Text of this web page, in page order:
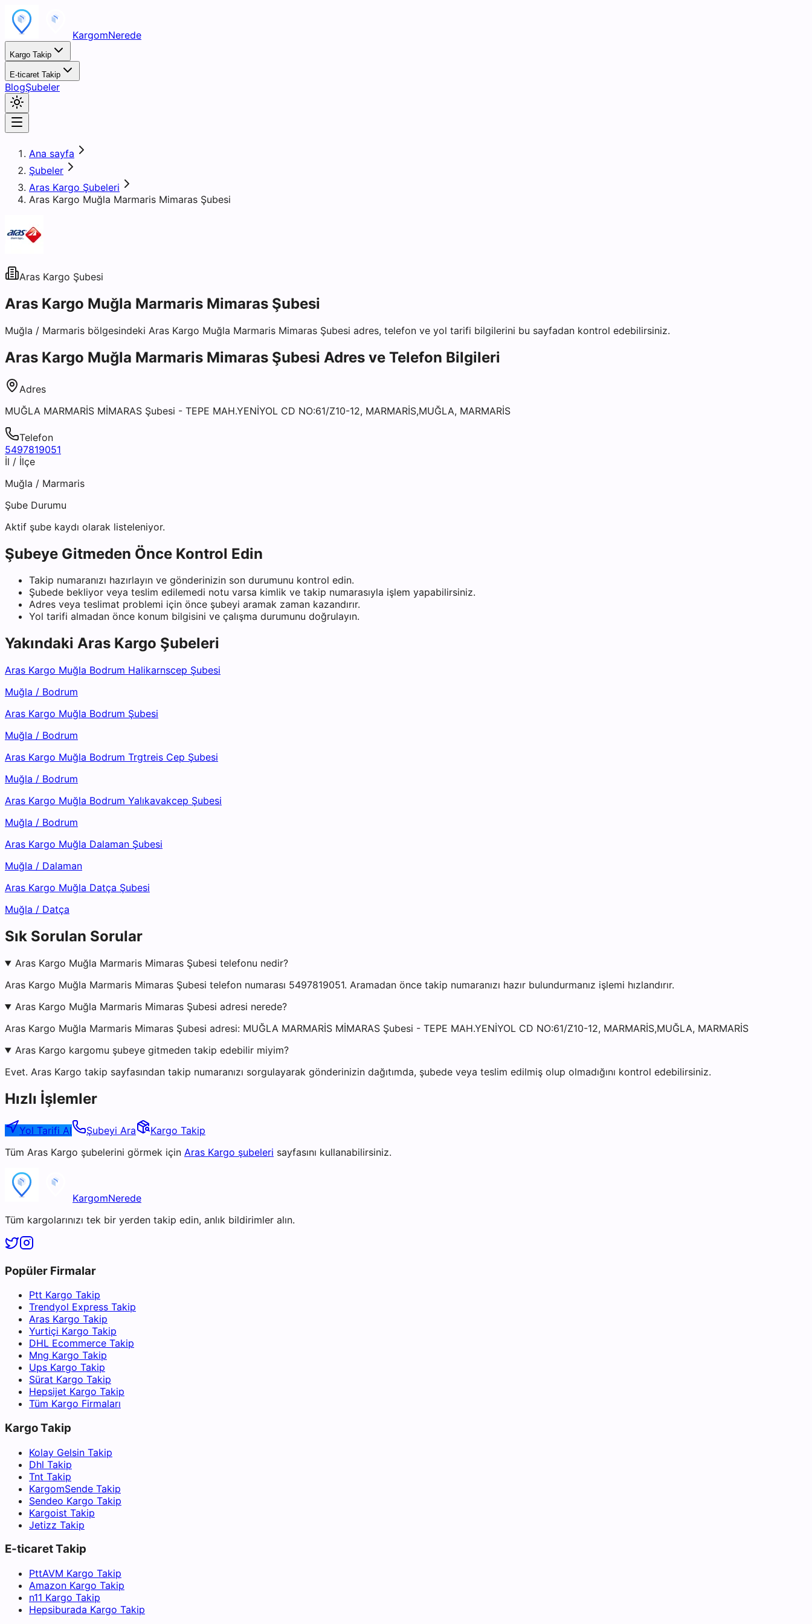
KargomNerede
Kargo Takip
E-ticaret Takip
BlogŞubeler
Ana sayfa
Şubeler
Aras Kargo Şubeleri
Aras Kargo Muğla Marmaris Mimaras Şubesi
Aras Kargo Şubesi
Aras Kargo Muğla Marmaris Mimaras Şubesi
Muğla / Marmaris bölgesindeki Aras Kargo Muğla Marmaris Mimaras Şubesi adres, telefon ve yol tarifi bilgilerini bu sayfadan kontrol edebilirsiniz.
Aras Kargo Muğla Marmaris Mimaras Şubesi Adres ve Telefon Bilgileri
Adres
MUĞLA MARMARİS MİMARAS Şubesi - TEPE MAH.YENİYOL CD NO:61/Z10-12, MARMARİS,MUĞLA, MARMARİS
Telefon
5497819051
İl / İlçe
Muğla / Marmaris
Şube Durumu
Aktif şube kaydı olarak listeleniyor.
Şubeye Gitmeden Önce Kontrol Edin
Takip numaranızı hazırlayın ve gönderinizin son durumunu kontrol edin.
Şubede bekliyor veya teslim edilemedi notu varsa kimlik ve takip numarasıyla işlem yapabilirsiniz.
Adres veya teslimat problemi için önce şubeyi aramak zaman kazandırır.
Yol tarifi almadan önce konum bilgisini ve çalışma durumunu doğrulayın.
Yakındaki Aras Kargo Şubeleri
Aras Kargo Muğla Bodrum Halikarnscep Şubesi
Muğla / Bodrum
Aras Kargo Muğla Bodrum Şubesi
Muğla / Bodrum
Aras Kargo Muğla Bodrum Trgtreis Cep Şubesi
Muğla / Bodrum
Aras Kargo Muğla Bodrum Yalıkavakcep Şubesi
Muğla / Bodrum
Aras Kargo Muğla Dalaman Şubesi
Muğla / Dalaman
Aras Kargo Muğla Datça Şubesi
Muğla / Datça
Sık Sorulan Sorular
Aras Kargo Muğla Marmaris Mimaras Şubesi telefonu nedir?
Aras Kargo Muğla Marmaris Mimaras Şubesi telefon numarası 5497819051. Aramadan önce takip numaranızı hazır bulundurmanız işlemi hızlandırır.
Aras Kargo Muğla Marmaris Mimaras Şubesi adresi nerede?
Aras Kargo Muğla Marmaris Mimaras Şubesi adresi: MUĞLA MARMARİS MİMARAS Şubesi - TEPE MAH.YENİYOL CD NO:61/Z10-12, MARMARİS,MUĞLA, MARMARİS
Aras Kargo kargomu şubeye gitmeden takip edebilir miyim?
Evet. Aras Kargo takip sayfasından takip numaranızı sorgulayarak gönderinizin dağıtımda, şubede veya teslim edilmiş olup olmadığını kontrol edebilirsiniz.
Hızlı İşlemler
Yol Tarifi Al Şubeyi Ara
Kargo Takip
Tüm Aras Kargo şubelerini görmek için Aras Kargo şubeleri sayfasını kullanabilirsiniz.
KargomNerede
Tüm kargolarınızı tek bir yerden takip edin, anlık bildirimler alın.
Popüler Firmalar
Ptt Kargo Takip
Trendyol Express Takip
Aras Kargo Takip
Yurtiçi Kargo Takip
DHL Ecommerce Takip
Mng Kargo Takip
Ups Kargo Takip
Sürat Kargo Takip
Hepsijet Kargo Takip
Tüm Kargo Firmaları
Kargo Takip
Kolay Gelsin Takip
Dhl Takip
Tnt Takip
KargomSende Takip
Sendeo Kargo Takip
Kargoist Takip
Jetizz Takip
E-ticaret Takip
PttAVM Kargo Takip
Amazon Kargo Takip
n11 Kargo Takip
Hepsiburada Kargo Takip